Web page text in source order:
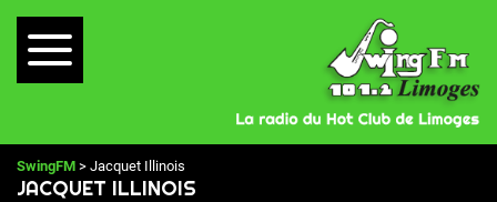
SwingFM > Jacquet Illinois
JACQUET ILLINOIS